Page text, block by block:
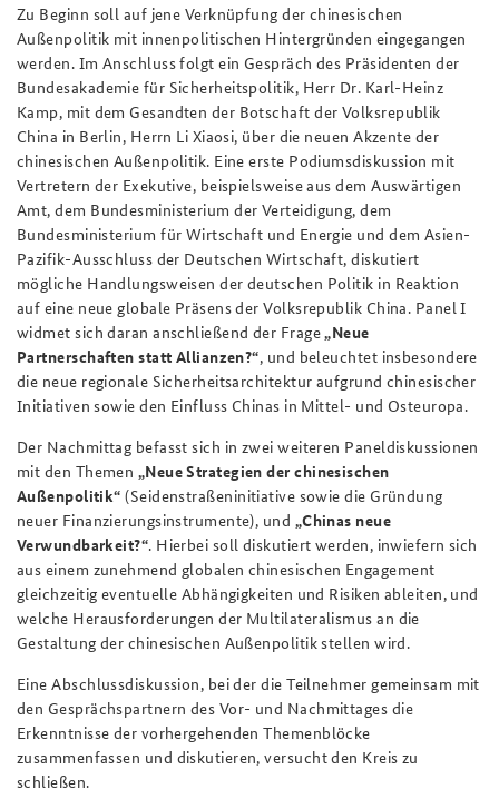
Zu Beginn soll auf jene Verknüpfung der chinesischen
Außenpolitik mit innenpolitischen Hintergründen eingegangen
werden. Im Anschluss folgt ein Gespräch des Präsidenten der
Bundesakademie für Sicherheitspolitik, Herr Dr. Karl-Heinz
Kamp, mit dem Gesandten der Botschaft der Volksrepublik
China in Berlin, Herrn Li Xiaosi, über die neuen Akzente der
chinesischen Außenpolitik. Eine erste Podiumsdiskussion mit
Vertretern der Exekutive, beispielsweise aus dem Auswärtigen
Amt, dem Bundesministerium der Verteidigung, dem
Bundesministerium für Wirtschaft und Energie und dem Asien-
Pazifik-Ausschluss der Deutschen Wirtschaft, diskutiert
mögliche Handlungsweisen der deutschen Politik in Reaktion
auf eine neue globale Präsens der Volksrepublik China. Panel I
widmet sich daran anschließend der Frage„Neue
Partnerschaften statt Allianzen?“, und beleuchtet insbesondere
die neue regionale Sicherheitsarchitektur aufgrund chinesischer
Initiativen sowie den Einfluss Chinas in Mittel- und Osteuropa.
Der Nachmittag befasst sich in zwei weiteren Paneldiskussionen
mit den Themen „Neue Strategien der chinesischen
Außenpolitik“ (Seidenstraßeninitiative sowie die Gründung
neuer Finanzierungsinstrumente), und „Chinas neue
Verwundbarkeit?“. Hierbei soll diskutiert werden, inwiefern sich
aus einem zunehmend globalen chinesischen Engagement
gleichzeitig eventuelle Abhängigkeiten und Risiken ableiten, und
welche Herausforderungen der Multilateralismus an die
Gestaltung der chinesischen Außenpolitik stellen wird.
Eine Abschlussdiskussion, bei der die Teilnehmer gemeinsam mit
den Gesprächspartnern des Vor- und Nachmittages die
Erkenntnisse der vorhergehenden Themenblöcke
zusammenfassen und diskutieren, versucht den Kreis zu
schließen.